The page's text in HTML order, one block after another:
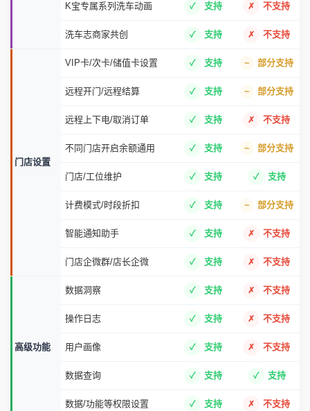
K宝专属系列洗车动画 支持 不支持
洗车志商家共创 支持 不支持
门店设置
VIP卡/次卡/储值卡设置 支持 部分支持
远程开门/远程结算 支持 部分支持
远程上下电/取消订单 支持 不支持
不同门店开启余额通用 支持 部分支持
门店/工位维护 支持 支持
计费模式/时段折扣 支持 部分支持
智能通知助手 支持 不支持
门店企微群/店长企微 支持 不支持
高级功能
数据洞察 支持 不支持
操作日志 支持 不支持
用户画像 支持 不支持
数据查询 支持 支持
数据/功能等权限设置 支持 不支持